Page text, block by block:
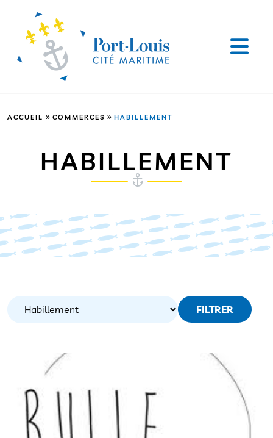
ACCUEIL » COMMERCES » HABILLEMENT
HABILLEMENT
FILTRER